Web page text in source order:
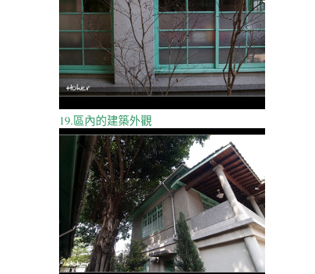
19.區內的建築外觀